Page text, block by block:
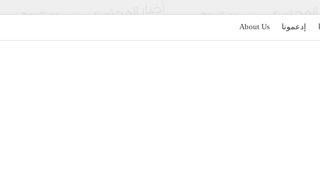
إدعمونا About Us